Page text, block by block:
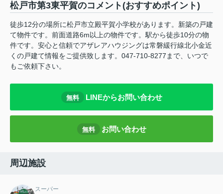
松戸市第3東平賀のコメント(おすすめポイント)
徒歩12分の場所に松戸市立殿平賀小学校があります。新築の戸建
て物件です。前面道路6m以上の物件です。駅から徒歩10分の物
件です。安心と信頼でアザレアハウジングは常磐緩行線北小金近
くの戸建て情報をご提供致します。047-710-8277まで、いつで
もご依頼下さい。
無料 LINEからお問い合わせ
無料 お問い合わせ
周辺施設
スーパー